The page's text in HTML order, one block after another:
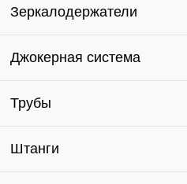
Зеркалодержатели
Джокерная система
Трубы
Штанги